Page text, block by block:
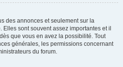
des annonces et seulement sur la
sont souvent assez importantes et il
que vous en avez la possibilité. Tout
générales, les permissions concernant
du forum.